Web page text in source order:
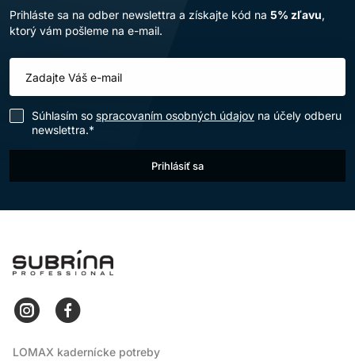
Prihláste sa na odber newslettra a získajte kód na 5% zľavu,
ktorý vám pošleme na e-mail.
Súhlasím so spracovaním osobných údajov na účely odberu
newslettra.*
Prihlásiť sa
LOMAX
LOMAX kadernícke potreby